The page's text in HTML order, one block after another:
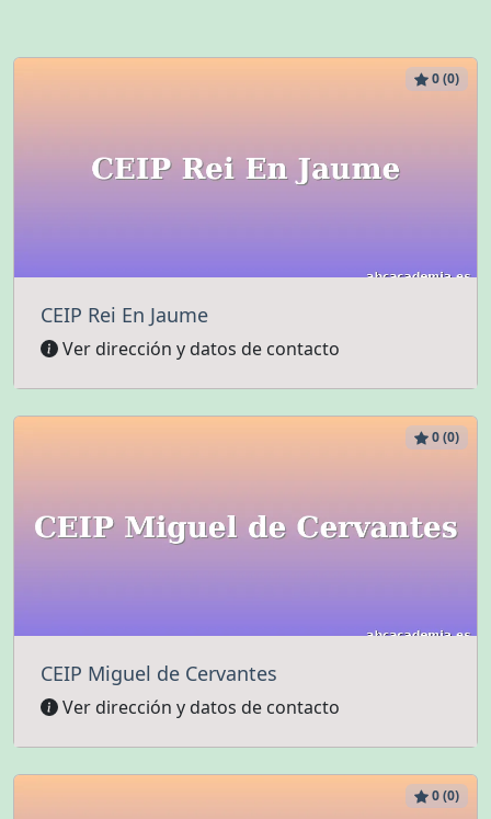
0 (0)
CEIP Rei En Jaume
Ver dirección y datos de contacto
0 (0)
CEIP Miguel de Cervantes
Ver dirección y datos de contacto
0 (0)